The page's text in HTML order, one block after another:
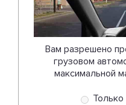
Вам разрешено
грузовом
максимальной